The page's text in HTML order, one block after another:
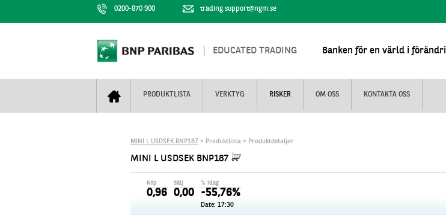
0200-870 900 trading.support@ngm.se
EDUCATED TRADING Banken för en värld i
PRODUKTLISTA VERKTYG RISKER OM OSS KONTAKTA OSS
Mini Futures
Unlimited Turbos
Nyhestbrev+
Realtidskurser
Finansiell information
MINI L USDSEK BNP187 > Produktlista > Produktdetaljer
MINI L USDSEK BNP187
Köp
0,96
Sälj
0,00
% idag
-55,76%
Date: 17:30